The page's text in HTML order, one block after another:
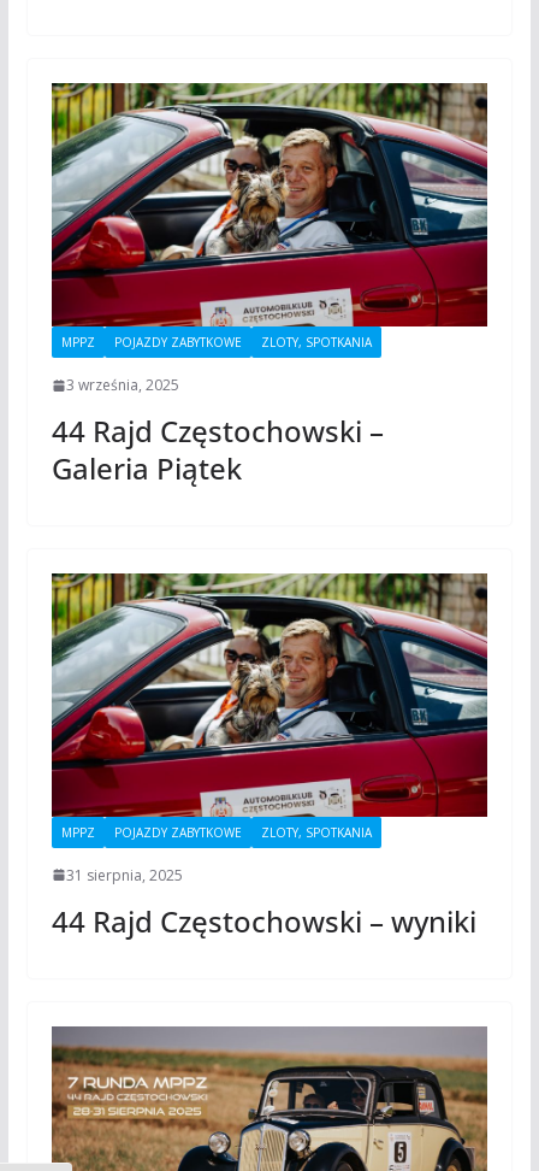
MPPZ POJAZDY ZABYTKOWE ZLOTY, SPOTKANIA
3 września, 2025
44 Rajd Częstochowski –
Galeria Piątek
MPPZ POJAZDY ZABYTKOWE ZLOTY, SPOTKANIA
31 sierpnia, 2025
44 Rajd Częstochowski – wyniki